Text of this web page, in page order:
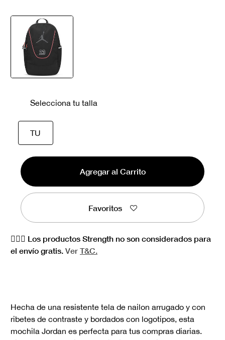
Selecciona tu talla
TU
Agregar al Carrito
Favoritos
🏋🏻‍♀️ Los productos Strength no son considerados para
el envío gratis. Ver T&C.
Hecha de una resistente tela de nailon arrugado y con
ribetes de contraste y bordados con logotipos, esta
mochila Jordan es perfecta para tus compras diarias.